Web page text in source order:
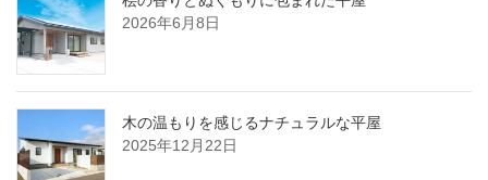
2026年6月8日
木の温もりを感じるナチュラルな平屋
2025年12月22日